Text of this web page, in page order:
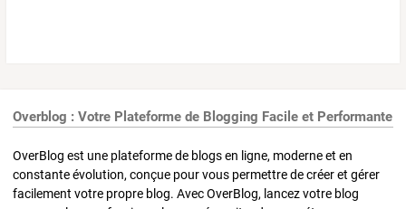
Overblog : Votre Plateforme de Blogging Facile et Performante
OverBlog est une plateforme de blogs en ligne, moderne et en
constante évolution, conçue pour vous permettre de créer et gérer
facilement votre propre blog. Avec OverBlog, lancez votre blog